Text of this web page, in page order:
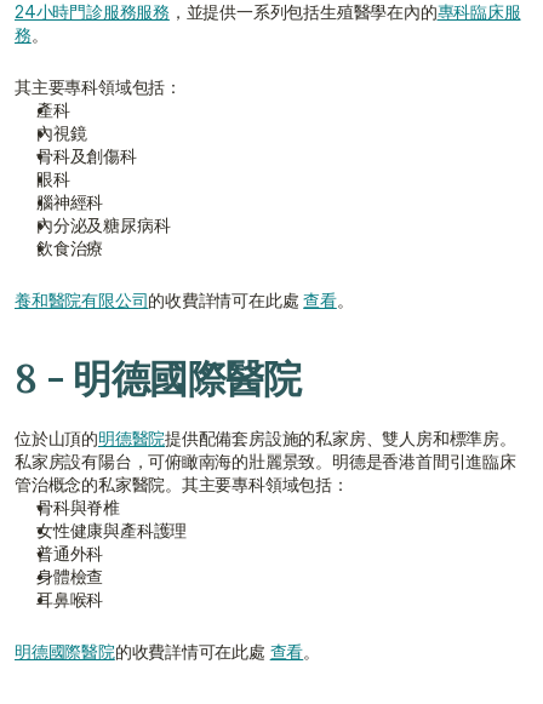
24小時門診服務服務 ，並提供一系列包括生殖醫學在內的專科臨床服
務。
其主要專科領域包括：
產科
內視鏡
骨科及創傷科
眼科
腦神經科
內分泌及糖尿病科
飲食治療
養和醫院有限公司的收費詳情可在此處 查看。
8 - 明德國際醫院
位於山頂的明德醫院提供配備套房設施的私家房、雙人房和標準房。
私家房設有陽台，可俯瞰南海的壯麗景致。明德是香港首間引進臨床
管治概念的私家醫院。其主要專科領域包括：
骨科與脊椎
女性健康與產科護理
普通外科
身體檢查
耳鼻喉科
明德國際醫院的收費詳情可在此處 查看。